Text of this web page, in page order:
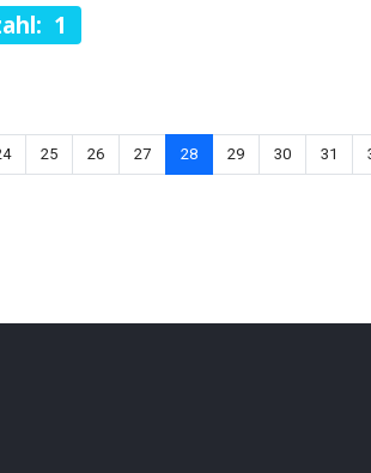
1
25 26 27 28 29 30 31